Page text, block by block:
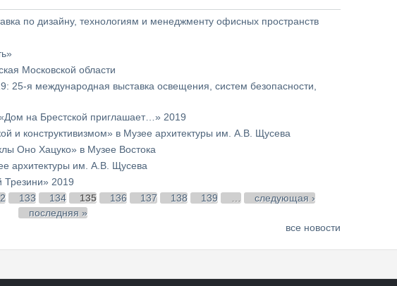
по дизайну, технологиям и менеджменту офисных пространств
Московской области
25-я международная выставка освещения, систем безопасности,
на Брестской приглашает…» 2019
и конструктивизмом» в Музее архитектуры им. А.В. Щусева
Оно Хацуко» в Музее Востока
архитектуры им. А.В. Щусева
Трезини» 2019
133 134 135 136 137 138 139
следующая ›
последняя »
все новости